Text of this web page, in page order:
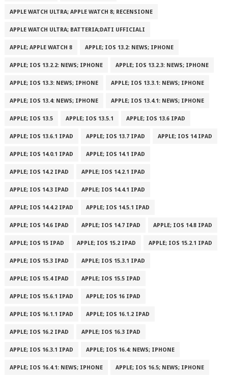
APPLE WATCH ULTRA; APPLE WATCH 8; RECENSIONE
APPLE WATCH ULTRA; BATTERIA;DATI UFFICIALI
APPLE; APPLE WATCH 8 APPLE; IOS 13.2: NEWS; IPHONE
APPLE; IOS 13.2.2: NEWS; IPHONE APPLE; IOS 13.2.3: NEWS; IPHONE
APPLE; IOS 13.3: NEWS; IPHONE APPLE; IOS 13.3.1: NEWS; IPHONE
APPLE; IOS 13.4: NEWS; IPHONE APPLE; IOS 13.4.1: NEWS; IPHONE
APPLE; IOS 13.5 APPLE; IOS 13.5.1 APPLE; IOS 13.6 IPAD
APPLE; IOS 13.6.1 IPAD APPLE; IOS 13.7 IPAD APPLE; IOS 14 IPAD
APPLE; IOS 14.0.1 IPAD APPLE; IOS 14.1 IPAD
APPLE; IOS 14.2 IPAD APPLE; IOS 14.2.1 IPAD
APPLE; IOS 14.3 IPAD APPLE; IOS 14.4.1 IPAD
APPLE; IOS 14.4.2 IPAD APPLE; IOS 14.5.1 IPAD
APPLE; IOS 14.6 IPAD APPLE; IOS 14.7 IPAD APPLE; IOS 14.8 IPAD
APPLE; IOS 15 IPAD APPLE; IOS 15.2 IPAD APPLE; IOS 15.2.1 IPAD
APPLE; IOS 15.3 IPAD APPLE; IOS 15.3.1 IPAD
APPLE; IOS 15.4 IPAD APPLE; IOS 15.5 IPAD
APPLE; IOS 15.6.1 IPAD APPLE; IOS 16 IPAD
APPLE; IOS 16.1.1 IPAD APPLE; IOS 16.1.2 IPAD
APPLE; IOS 16.2 IPAD APPLE; IOS 16.3 IPAD
APPLE; IOS 16.3.1 IPAD APPLE; IOS 16.4: NEWS; IPHONE
APPLE; IOS 16.4.1: NEWS; IPHONE APPLE; IOS 16.5; NEWS; IPHONE